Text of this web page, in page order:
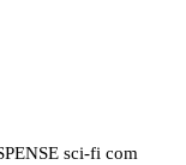
sci-fi com